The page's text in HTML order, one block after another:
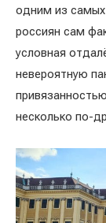
одним из самых
россиян сам
условная
невероятную
несколько по-